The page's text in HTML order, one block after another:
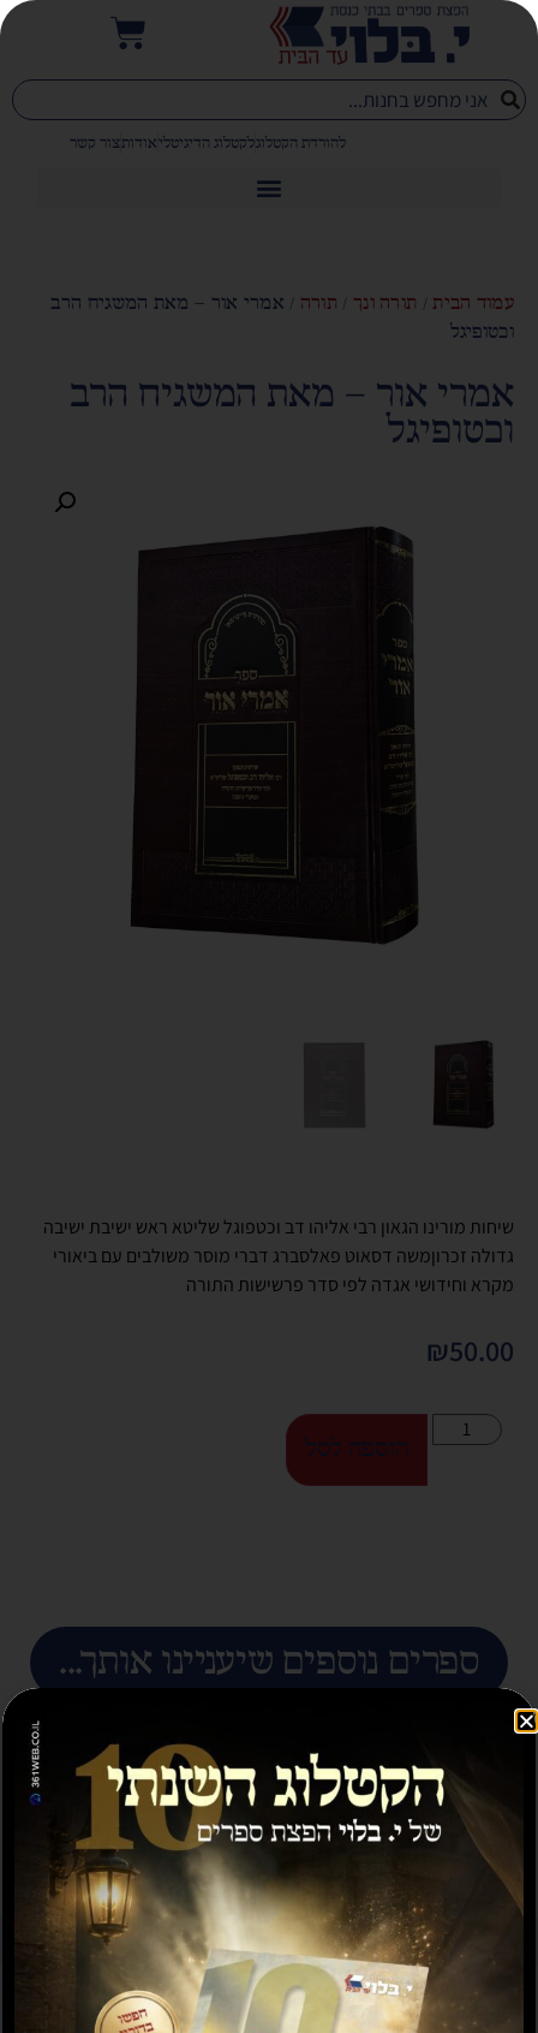
להורדת הקטלוגלקטלוג הדיגיטליאודותצור קשר
עמוד הבית/ תורה ונך / תורה / אמרי אור – מאת המשגיח הרב
וכטופיגל
אמרי אור – מאת המשגיח הרב
וכטופיגל
שיחות מורינו הגאון רבי אליהו דב וכטפוגל שליטא ראש ישיבת ישיבה
גדולה זכרוןמשה דסאוט פאלסברג דברי מוסר משולבים עם ביאורי
מקרא וחידושי אגדה לפי סדר פרשישות התורה
₪50.00
הוספה לסל
ספרים נוספים שיעניינו אותך...